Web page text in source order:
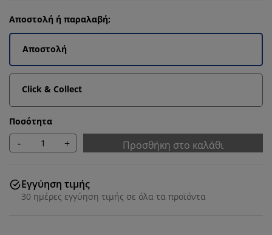
Αποστολή ή παραλαβή;
Αποστολή
Click & Collect
Ποσότητα
- + Προσθήκη στο καλάθι
Εγγύηση τιμής
30 ημέρες εγγύηση τιμής σε όλα τα προϊόντα